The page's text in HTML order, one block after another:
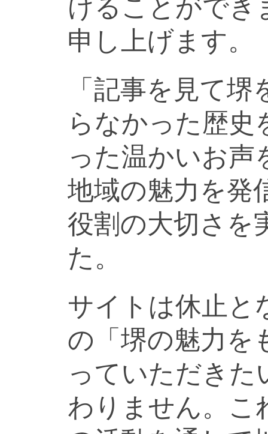
けることができ
申し上げます。
「記事を見て
らなかった歴史
った温かいお声
地域の魅力を発
役割の大切さを
た。
サイトは休止と
の「堺の魅力を
っていただきた
わりません。こ